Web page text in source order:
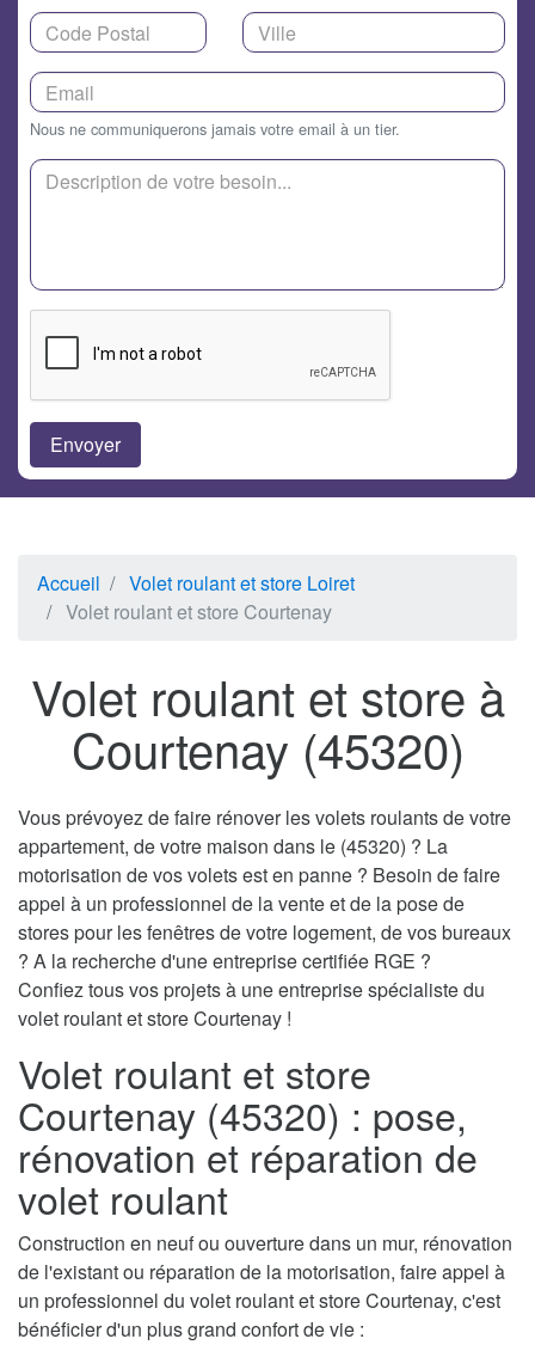
Nous ne communiquerons jamais votre email à un tier.
Accueil
Volet roulant et store Loiret
Volet roulant et store Courtenay
Volet roulant et store à
Courtenay (45320)
Vous prévoyez de faire rénover les volets roulants de votre
appartement, de votre maison dans le (45320) ? La
motorisation de vos volets est en panne ? Besoin de faire
appel à un professionnel de la vente et de la pose de
stores pour les fenêtres de votre logement, de vos bureaux
? A la recherche d'une entreprise certifiée RGE ?
Confiez tous vos projets à une entreprise spécialiste du
volet roulant et store Courtenay !
Volet roulant et store
Courtenay (45320) : pose,
rénovation et réparation de
volet roulant
Construction en neuf ou ouverture dans un mur, rénovation
de l'existant ou réparation de la motorisation, faire appel à
un professionnel du volet roulant et store Courtenay, c'est
bénéficier d'un plus grand confort de vie :